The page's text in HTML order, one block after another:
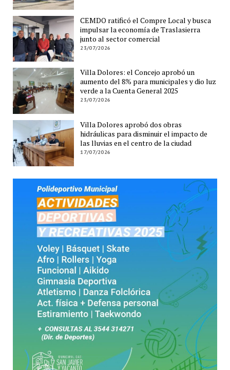
CEMDO ratificó el Compre Local y busca
impulsar la economía de Traslasierra
junto al sector comercial
23/07/2026
Villa Dolores: el Concejo aprobó un
aumento del 8% para municipales y dio luz
verde a la Cuenta General 2025
23/07/2026
Villa Dolores aprobó dos obras
hidráulicas para disminuir el impacto de
las lluvias en el centro de la ciudad
17/07/2026